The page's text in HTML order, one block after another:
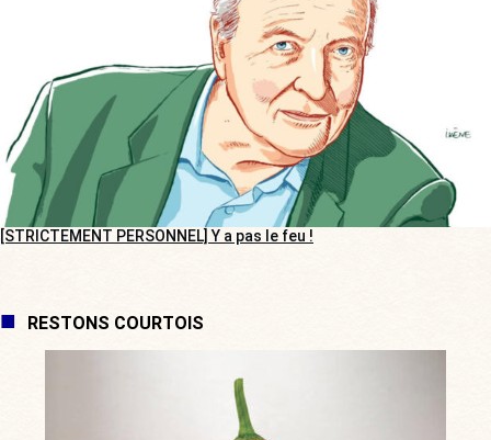
[STRICTEMENT PERSONNEL] Y a pas le feu !
RESTONS COURTOIS